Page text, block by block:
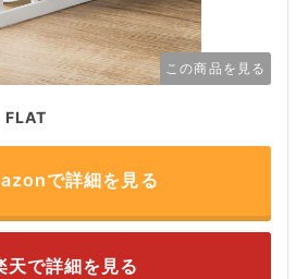
この商品を見る
で詳細を見る
天で詳細を見る